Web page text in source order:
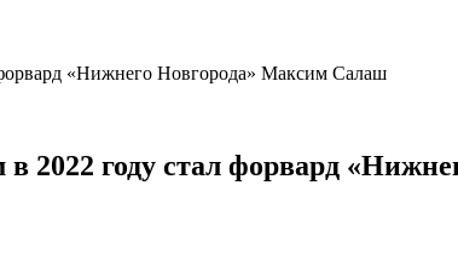
«Нижнего Новгорода» Максим Салаш
2022 году стал форвард